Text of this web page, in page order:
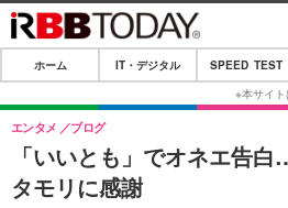
ホーム
IT・デジタル
IT・デジタルTOP
SPEED TEST
ホーム IT・デジタル SPEED TEST
「いいとも」でオネエ告
タモリに感謝
エンタメ ブログ